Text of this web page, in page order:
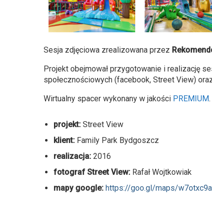
Sesja zdjęciowa zrealizowana przez
Projekt obejmował przygotowanie i realizację
społecznościowych (facebook, Street View)
Wirtualny spacer wykonany w jakości PREMIUM.
projekt: Street View
klient: Family Park Bydgoszcz
realizacja: 2016
fotograf Street View: Rafał Wojtkowiak
mapy google: https://goo.gl/maps/